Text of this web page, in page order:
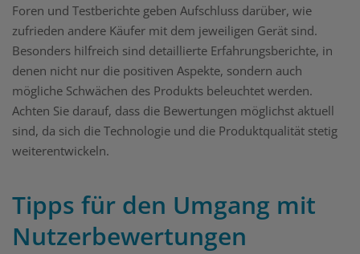
Foren und Testberichte geben Aufschluss darüber, wie
zufrieden andere Käufer mit dem jeweiligen Gerät sind.
Besonders hilfreich sind detaillierte Erfahrungsberichte, in
denen nicht nur die positiven Aspekte, sondern auch
mögliche Schwächen des Produkts beleuchtet werden.
Achten Sie darauf, dass die Bewertungen möglichst aktuell
sind, da sich die Technologie und die Produktqualität stetig
weiterentwickeln.
Tipps für den Umgang mit
Nutzerbewertungen